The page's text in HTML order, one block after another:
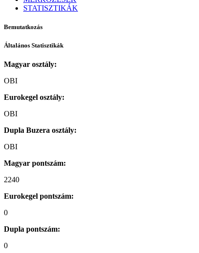
STATISZTIKÁK
Bemutatkozás
Általános Statisztikák
Magyar osztály:
OBI
Eurokegel osztály:
OBI
Dupla Buzera osztály:
OBI
Magyar pontszám:
2240
Eurokegel pontszám:
0
Dupla pontszám:
0